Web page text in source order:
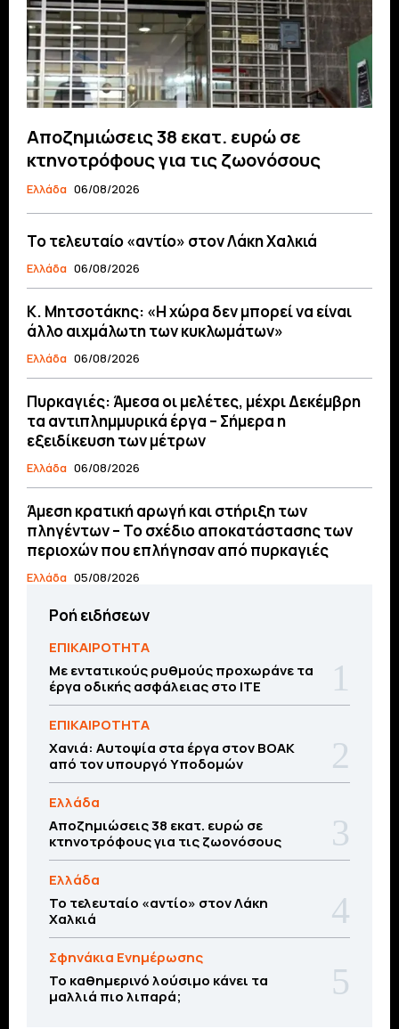
Αποζημιώσεις 38 εκατ. ευρώ σε
κτηνοτρόφους για τις ζωονόσους
Ελλάδα 06/08/2026
Το τελευταίο «αντίο» στον Λάκη Χαλκιά
Ελλάδα 06/08/2026
Κ. Μητσοτάκης: «Η χώρα δεν μπορεί να είναι
άλλο αιχμάλωτη των κυκλωμάτων»
Ελλάδα 06/08/2026
Πυρκαγιές: Άμεσα οι μελέτες, μέχρι Δεκέμβρη
τα αντιπλημμυρικά έργα – Σήμερα η
εξειδίκευση των μέτρων
Ελλάδα 06/08/2026
Άμεση κρατική αρωγή και στήριξη των
πληγέντων – Το σχέδιο αποκατάστασης των
περιοχών που επλήγησαν από πυρκαγιές
Ελλάδα 05/08/2026
Ροή ειδήσεων
ΕΠΙΚΑΙΡΟΤΗΤΑ
Με εντατικούς ρυθμούς προχωράνε τα
έργα οδικής ασφάλειας στο ΙΤΕ
ΕΠΙΚΑΙΡΟΤΗΤΑ
Χανιά: Αυτοψία στα έργα στον ΒΟΑΚ
από τον υπουργό Υποδομών
Ελλάδα
Αποζημιώσεις 38 εκατ. ευρώ σε
κτηνοτρόφους για τις ζωονόσους
Ελλάδα
Το τελευταίο «αντίο» στον Λάκη
Χαλκιά
Σφηνάκια Ενημέρωσης
Το καθημερινό λούσιμο κάνει τα
μαλλιά πιο λιπαρά;